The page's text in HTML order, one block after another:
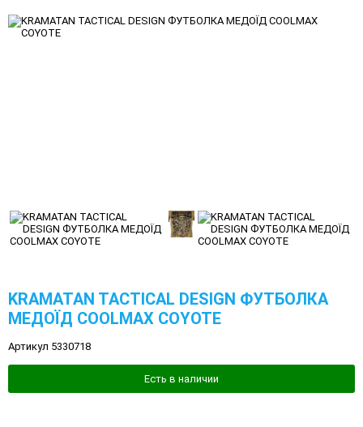
KRAMATAN TACTICAL DESIGN ФУТБОЛКА
МЕДОЇД COOLMAX COYOTE
Артикул 5330718
Есть в наличии